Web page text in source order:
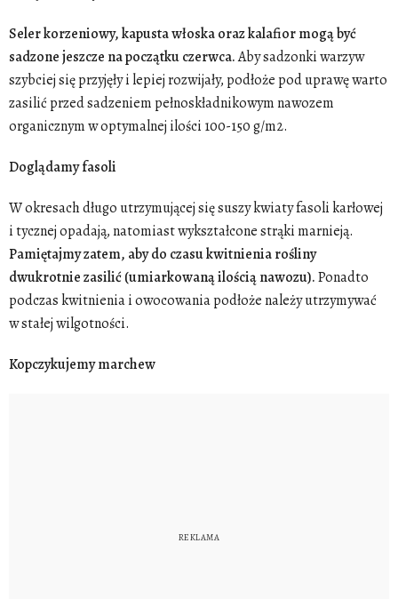
Seler korzeniowy, kapusta włoska oraz kalafior mogą być
sadzone jeszcze na początku czerwca.Aby sadzonki warzyw
szybciej się przyjęły i lepiej rozwijały, podłoże pod uprawę warto
zasilić przed sadzeniem pełnoskładnikowym nawozem
organicznym w optymalnej ilości 100-150 g/m2.
Doglądamy fasoli
W okresach długo utrzymującej się suszy kwiaty fasoli karłowej
i tycznej opadają, natomiast wykształcone strąki marnieją.
Pamiętajmy zatem, aby do czasu kwitnienia rośliny
dwukrotnie zasilić (umiarkowaną ilością nawozu).Ponadto
podczas kwitnienia i owocowania podłoże należy utrzymywać
w stałej wilgotności.
Kopczykujemy marchew